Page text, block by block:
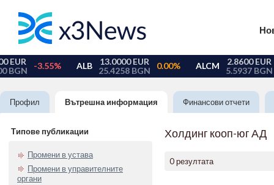
Профил Вътрешна информация Финансови отчети
Типове публикации
Промени в устава
Промени в управителните
органи
Холдинг кооп-юг АД
0 резултата